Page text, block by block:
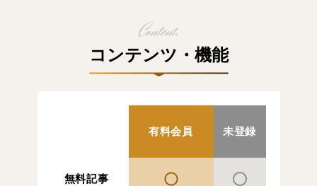
コンテンツ・機能
有料会員 未登録
無料記事